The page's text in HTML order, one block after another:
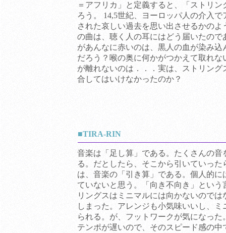
＝アフリカ」と定義すると、「ストリ
ろう。 14,5世紀、ヨーロッパ人の介入
された哀しい過去を思い出させるかの
の曲は、聴く人の耳にはどう届いたので
があんなに赤いのは、黒人の血が染み
だろう？喉の奥に何かがつかえて取れ
が離れないのは．．．実は、ストリン
合してはいけなかったのか？
■TIRA-RIN
音楽は「足し算」である。たくさんの音
る。だとしたら、そこから引いていっ
は、音楽の「引き算」である。個人的に
ていないと思う。「向き不向き」とい
リングスはミニマルには向かないので
しまった。アレンジも小気味いいし、
られる。が、フットワークが気になっ
テンポが遅いので、そのスピード感の